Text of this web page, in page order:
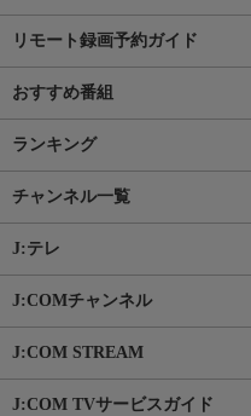
リモート録画予約ガイド
おすすめ番組
ランキング
チャンネル一覧
J:テレ
J:COMチャンネル
J:COM STREAM
J:COM TVサービスガイド